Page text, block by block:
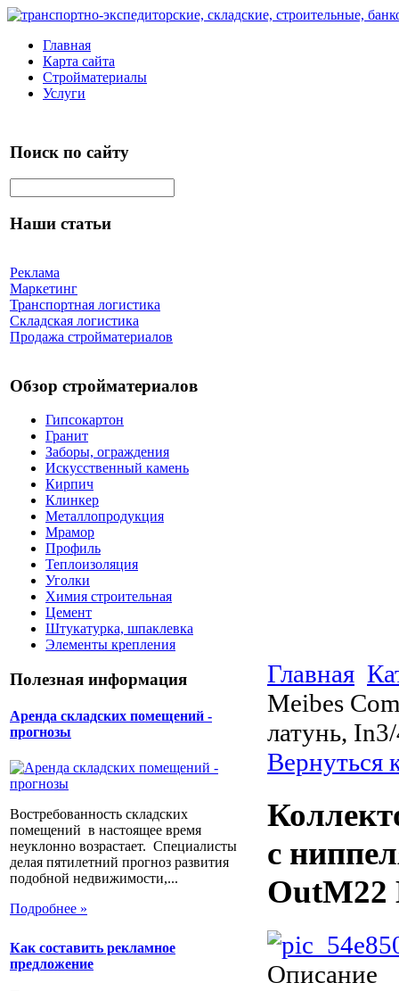
Главная
Карта сайта
Стройматериалы
Услуги
Поиск по сайту
Наши статьи
Реклама
Маркетинг
Транспортная логистика
Складская логистика
Продажа стройматериалов
Обзор стройматериалов
Гипсокартон
Гранит
Заборы, ограждения
Искусственный камень
Кирпич
Клинкер
Металлопродукция
Мрамор
Профиль
Теплоизоляция
Уголки
Химия строительная
Цемент
Штукатурка, шпаклевка
Элементы крепления
Полезная информация
Аренда складских помещений -
прогнозы
Востребованность складских
помещений в настоящее время
неуклонно возрастает. Специалисты
делая пятилетний прогноз развития
подобной недвижимости,...
Подробнее »
Как составить рекламное
предложение
Главная
Meibes
латунь,
Вернуться
с
OutM22
Описание